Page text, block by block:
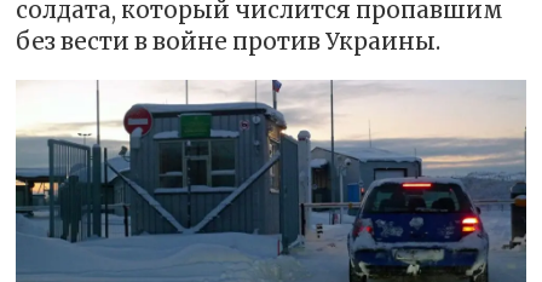
солдата, который числится пропавшим
без вести в войне против Украины.